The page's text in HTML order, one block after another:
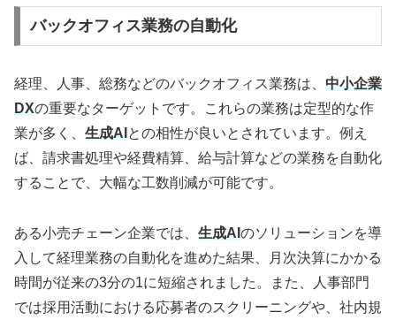
バックオフィス業務の自動化
経理、人事、総務などのバックオフィス業務は、 中小企業
DXの重要なターゲットです。これらの業務は定型的な作
業が多く、 生成AI との相性が良いとされています。例え
ば、請求書処理や経費精算、給与計算などの業務を自動化
することで、大幅な工数削減が可能です。
ある小売チェーン企業では、 生成AI のソリューションを導
入して経理業務の自動化を進めた結果、月次決算にかかる
時間が従来の3分の1に短縮されました。また、人事部門
では採用活動における応募者のスクリーニングや、社内規